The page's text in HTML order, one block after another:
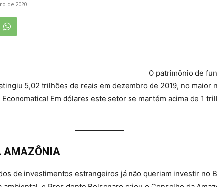
de 2020
O patrimônio de
5,02 trilhões de reais em dezembro de 2019, no maior
Em dólares este setor se mantém acima de 1
AMAZÔNIA
de investimentos estrangeiros já não queriam investir no